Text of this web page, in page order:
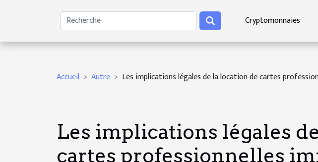
Cryptomonnaies
Accueil Autre Les implications légales de la location de cartes
Les implications légales
cartes professionnelles